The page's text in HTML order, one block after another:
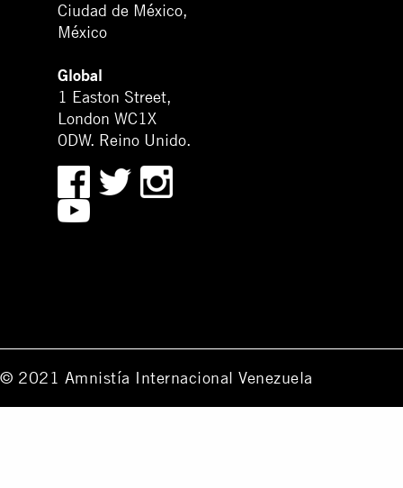
Ciudad de México,
México
Global
1 Easton Street,
London WC1X
0DW. Reino Unido.
© 2021 Amnistía Internacional Venezuela